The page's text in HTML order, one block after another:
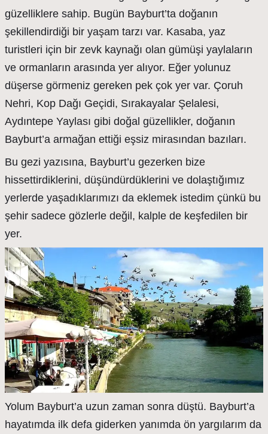
güzelliklere sahip. Bugün Bayburt’ta doğanın
şekillendirdiği bir yaşam tarzı var. Kasaba, yaz
turistleri için bir zevk kaynağı olan gümüşi yaylaların
ve ormanların arasında yer alıyor. Eğer yolunuz
düşerse görmeniz gereken pek çok yer var. Çoruh
Nehri, Kop Dağı Geçidi, Sırakayalar Şelalesi,
Aydıntepe Yaylası gibi doğal güzellikler, doğanın
Bayburt’a armağan ettiği eşsiz mirasından bazıları.
Bu gezi yazısına, Bayburt’u gezerken bize
hissettirdiklerini, düşündürdüklerini ve dolaştığımız
yerlerde yaşadıklarımızı da eklemek istedim çünkü bu
şehir sadece gözlerle değil, kalple de keşfedilen bir
yer.
Yolum Bayburt’a uzun zaman sonra düştü. Bayburt’a
hayatımda ilk defa giderken yanımda ön yargılarım da